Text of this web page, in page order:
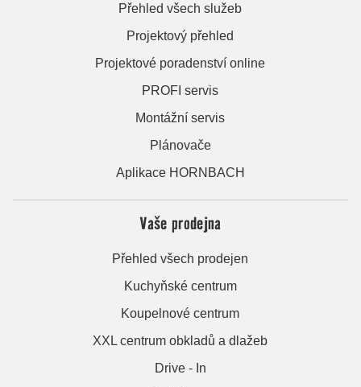
Přehled všech služeb
Projektový přehled
Projektové poradenství online
PROFI servis
Montážní servis
Plánovače
Aplikace HORNBACH
Vaše prodejna
Přehled všech prodejen
Kuchyňské centrum
Koupelnové centrum
XXL centrum obkladů a dlažeb
Drive - In